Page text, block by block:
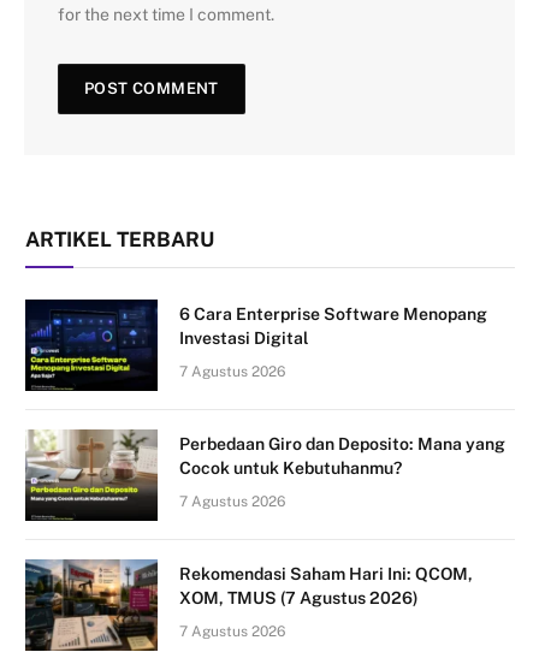
for the next time I comment.
ARTIKEL TERBARU
6 Cara Enterprise Software Menopang
Investasi Digital
7 Agustus 2026
Perbedaan Giro dan Deposito: Mana yang
Cocok untuk Kebutuhanmu?
7 Agustus 2026
Rekomendasi Saham Hari Ini: QCOM,
XOM, TMUS (7 Agustus 2026)
7 Agustus 2026